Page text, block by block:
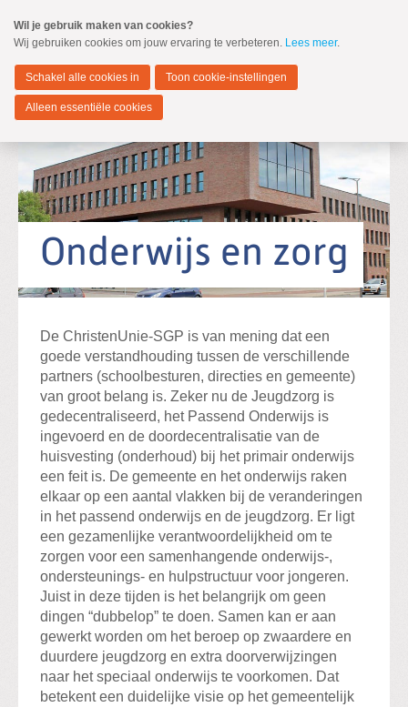
naar
Spring
de
inhoud
Spring
naar
hoofdmenu
Zwijndrecht
MENU
Standpunten
Verkiezingsprogramma 2026-2030
Zoeken
Onderwijs en zorg
De ChristenUnie-SGP is van mening dat een
goede verstandhouding tussen de verschillende
partners (schoolbesturen, directies en gemeente)
van groot belang is. Zeker nu de Jeugdzorg is
gedecentraliseerd, het Passend Onderwijs is
ingevoerd en de doordecentralisatie van de
huisvesting (onderhoud) bij het primair onderwijs
een feit is. De gemeente en het onderwijs raken
elkaar op een aantal vlakken bij de veranderingen
in het passend onderwijs en de jeugdzorg. Er ligt
een gezamenlijke verantwoordelijkheid om te
zorgen voor een samenhangende onderwijs-,
ondersteunings- en hulpstructuur voor jongeren.
Juist in deze tijden is het belangrijk om geen
dingen “dubbelop” te doen. Samen kan er aan
gewerkt worden om het beroep op zwaardere en
duurdere jeugdzorg en extra doorverwijzingen
naar het speciaal onderwijs te voorkomen. Dat
betekent een duidelijke visie op het gemeentelijk
Wil je gebruik maken van cookies?
Wij gebruiken cookies om jouw ervaring te verbeteren. Lees meer.
Schakel alle cookies in Toon cookie-instellingen
Alleen essentiële cookies